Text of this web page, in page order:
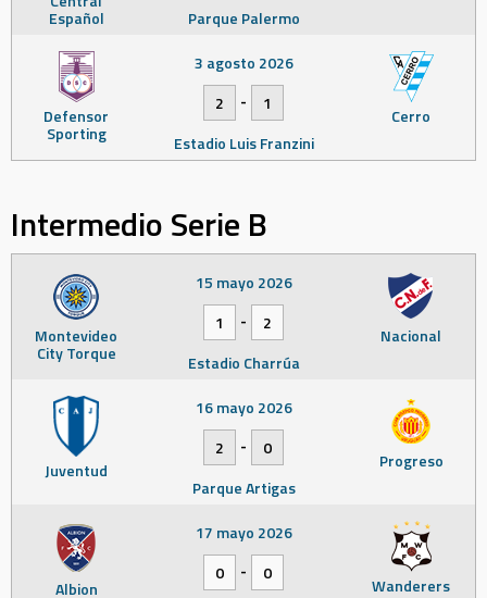
Español
Parque Palermo
Defensor
Sporting
Cerro
3 agosto 2026
2
-
1
Estadio Luis Franzini
Intermedio Serie B
Montevideo
City Torque
Nacional
15 mayo 2026
1
-
2
Estadio Charrúa
Juventud Progreso
16 mayo 2026
2
-
0
Parque Artigas
Albion Wanderers
17 mayo 2026
0
-
0